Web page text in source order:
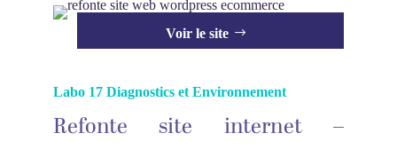
Voir le site
Labo 17 Diagnostics et Environnement
Refonte site internet –